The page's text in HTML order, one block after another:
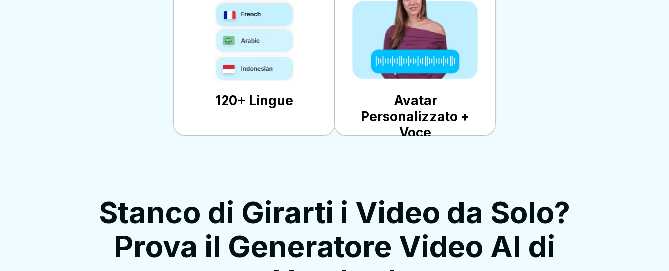
120+ Lingue
Avatar
Personalizzato +
Voce
Stanco di Girarti i Video da Solo?
Prova il Generatore Video AI di